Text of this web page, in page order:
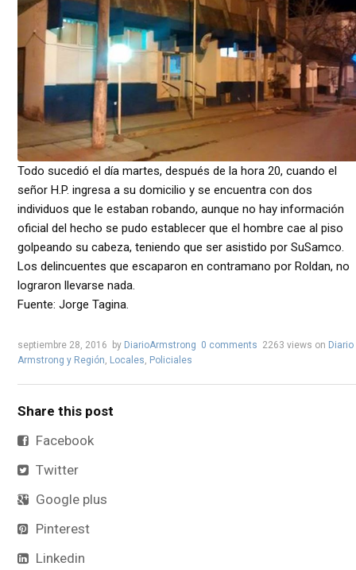
Todo sucedió el día martes, después de la hora 20, cuando el
señor H.P. ingresa a su domicilio y se encuentra con dos
individuos que le estaban robando, aunque no hay información
oficial del hecho se pudo establecer que el hombre cae al piso
golpeando su cabeza, teniendo que ser asistido por SuSamco.
Los delincuentes que escaparon en contramano por Roldan, no
lograron llevarse nada.
Fuente: Jorge Tagina.
septiembre 28, 2016 by DiarioArmstrong 0 comments 2263 views on Diario
Armstrong y Región, Locales, Policiales
Share this post
Facebook
Twitter
Google plus
Pinterest
Linkedin